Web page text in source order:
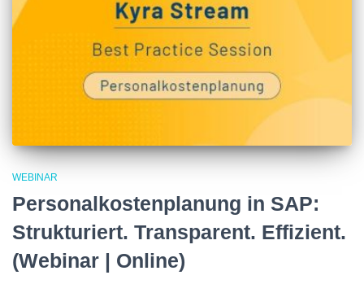
WEBINAR
Personalkostenplanung in SAP:
Strukturiert. Transparent. Effizient.
(Webinar | Online)